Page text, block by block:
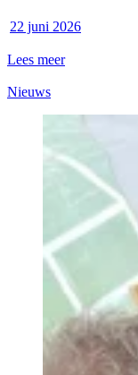
22 juni 2026
Lees meer
Nieuws